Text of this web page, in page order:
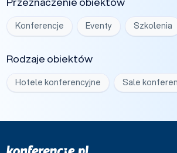
Konferencje Eventy Szkolenia
Rodzaje obiektów
Hotele konferencyjne Sale